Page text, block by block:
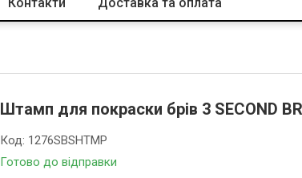
Штамп для покраски брів 3 SECOND
Готово до відправки
Код: 1276SBSHTMP